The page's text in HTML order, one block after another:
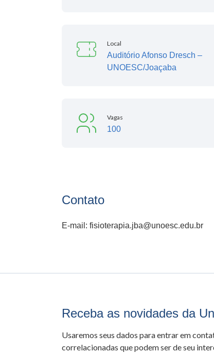
Local
Auditório Afonso Dresch –
UNOESC/Joaçaba
Vagas
100
Contato
E-mail: fisioterapia.jba@unoesc.edu.br
Receba as novidades da
Usaremos seus dados para entrar em
correlacionadas que podem ser de seu